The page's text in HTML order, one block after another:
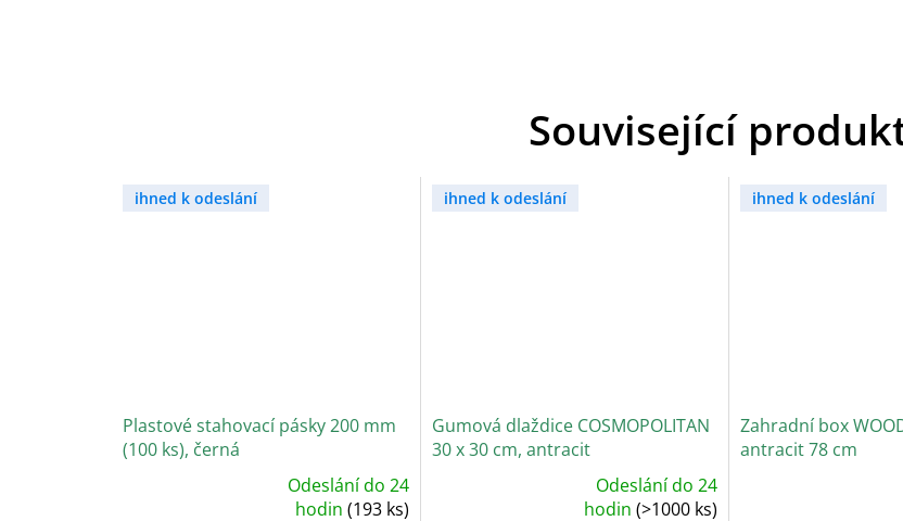
Související
ihned k odeslání
Plastové stahovací pásky 200 mm
(100 ks), černá
Odeslání do 24
hodin (193 ks)
ihned k odeslání
Gumová dlaždice COSMOPOLITAN
30 x 30 cm, antracit
Odeslání do 24
hodin(>1000 ks)
ihned k odeslání
Zahradní box
antracit 78 cm